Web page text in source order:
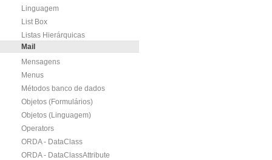
Linguagem
List Box
Listas Hierárquicas
Mail
Mensagens
Menus
Métodos banco de dados
Objetos (Formulários)
Objetos (Linguagem)
Operators
ORDA - DataClass
ORDA - DataClassAttribute